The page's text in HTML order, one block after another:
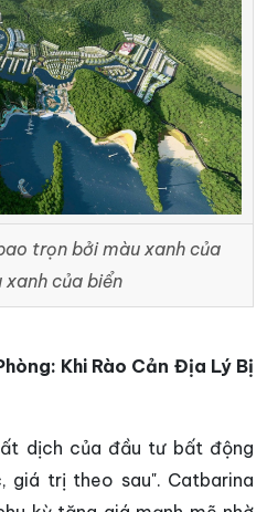
trọn bởi màu xanh của
xanh của biển
Khi Rào Cản Địa Lý Bị
dịch của đầu tư bất động
giá trị theo sau". Catbarina